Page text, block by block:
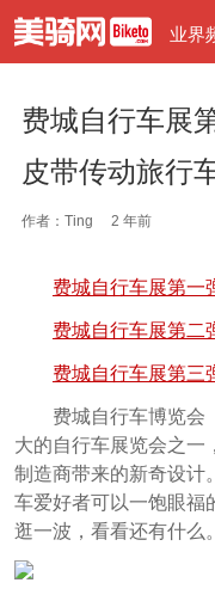
业界
费城自行车展
皮带传动旅行
作者：Ting 2 年前
费城自行车展第一
费城自行车展第二
费城自行车展第三
费城自行车博览会
大的自行车展览会之一
制造商带来的新奇设计
车爱好者可以一饱眼福
逛一波，看看还有什么。